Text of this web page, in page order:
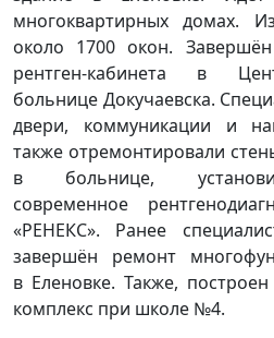
многоквартирных домах.
около 1700 окон.
рентген-кабинета в
больнице Докучаевска.
двери, коммуникации и
также отремонтировали
в больнице,
современное
«РЕНЕКС». Ранее
завершён ремонт
в Еленовке. Также,
комплекс при школе №4.